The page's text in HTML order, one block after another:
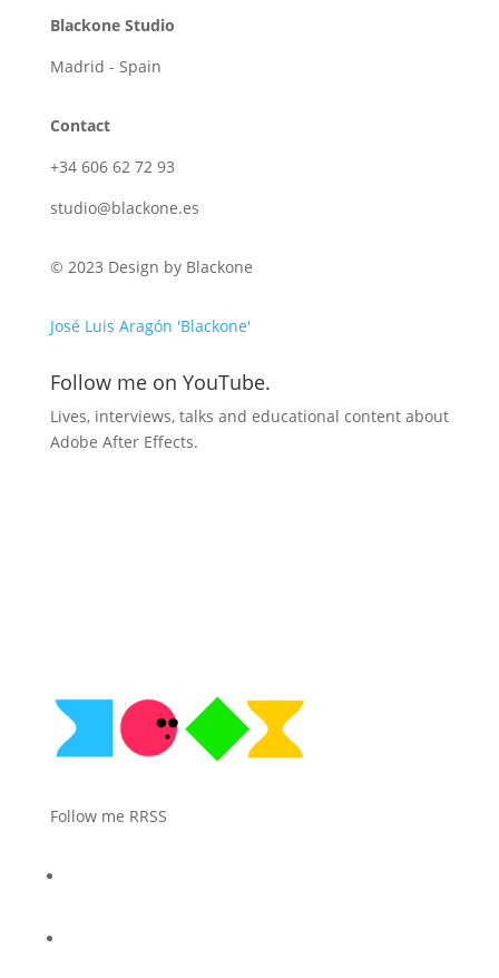
Blackone Studio
Madrid - Spain
Contact
+34 606 62 72 93
studio@blackone.es
© 2023 Design by Blackone
José Luis Aragón 'Blackone'
Follow me on YouTube.
Lives, interviews, talks and educational content about
Adobe After Effects.
Follow me RRSS